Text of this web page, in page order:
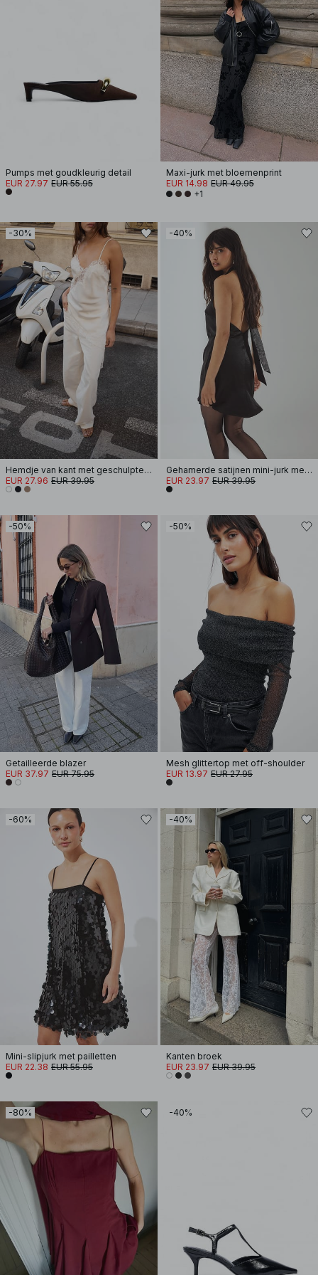
Pumps met goudkleurig detail
EUR 27.97 EUR 55.95
Maxi-jurk met bloemenprint
EUR 14.98 EUR 49.95
+1
-30%
Hemdje van kant met geschulpte rand
EUR 27.96 EUR 39.95
-40%
Gehamerde satijnen mini-jurk met strik op de rug
EUR 23.97 EUR 39.95
-50%
Getailleerde blazer
EUR 37.97 EUR 75.95
-50%
Mesh glittertop met off-shoulder
EUR 13.97 EUR 27.95
-60%
Mini-slipjurk met pailletten
EUR 22.38 EUR 55.95
-40%
Kanten broek
EUR 23.97 EUR 39.95
-80% -40%